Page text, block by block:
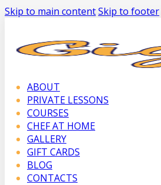
Skip to main contentSkip to footer
ABOUT
PRIVATE LESSONS
COURSES
CHEF AT HOME
GALLERY
GIFT CARDS
BLOG
CONTACTS